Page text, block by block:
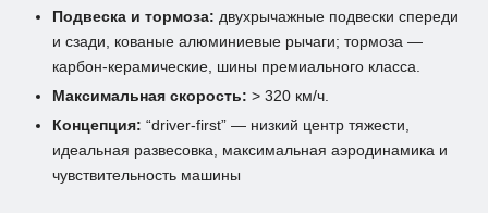
Подвеска и тормоза: двухрычажные подвески спереди
и сзади, кованые алюминиевые рычаги; тормоза —
карбон-керамические, шины премиального класса.
Максимальная скорость: > 320 км/ч.
Концепция: “driver-first” — низкий центр тяжести,
идеальная развесовка, максимальная аэродинамика и
чувствительность машины